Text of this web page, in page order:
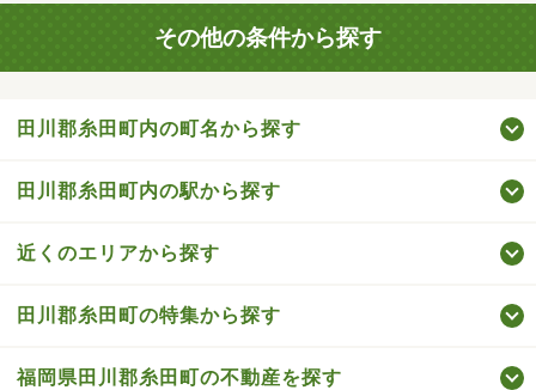
その他の条件から探す
田川郡糸田町内の町名から探す
田川郡糸田町内の駅から探す
近くのエリアから探す
田川郡糸田町の特集から探す
福岡県田川郡糸田町の不動産を探す